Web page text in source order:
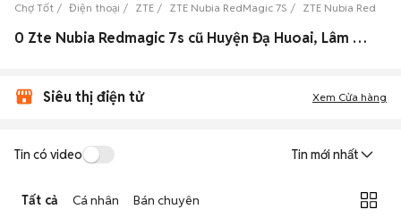
Chợ Tốt Điện thoại ZTE ZTE Nubia RedMagic 7S ZTE Nubia
0 Zte Nubia Redmagic 7s cũ Huyện Đạ Huoai, Lâm Đồng đẹp
Siêu thị điện tử Xem Cửa hàng
Tin có video Tin mới nhất
Tất cả Cá nhân Bán chuyên